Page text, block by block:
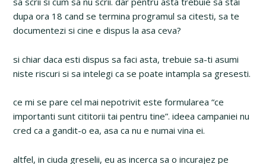
dupa ora 18 cand se termina programul sa citesti, sa te
documentezi si cine e dispus la asa ceva?
si chiar daca esti dispus sa faci asta, trebuie sa-ti asumi
niste riscuri si sa intelegi ca se poate intampla sa gresesti.
ce mi se pare cel mai nepotrivit este formularea “ce
importanti sunt cititorii tai pentru tine”. ideea campaniei nu
cred ca a gandit-o ea, asa ca nu e numai vina ei.
altfel, in ciuda greselii, eu as incerca sa o incurajez pe